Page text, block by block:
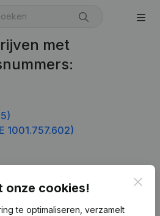
met
1001.757.602)
onze cookies!
te optimaliseren, verzamelt